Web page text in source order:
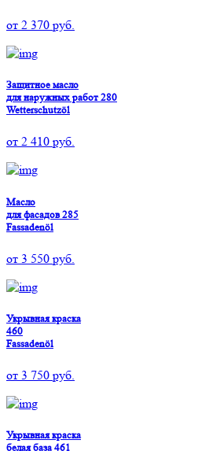
от 2 370 руб.
Защитное масло
для наружных работ 280
Wetterschutzöl
от 2 410 руб.
Масло
для фасадов 285
Fassadenöl
от 3 550 руб.
Укрывная краска
460
Fassadenöl
от 3 750 руб.
Укрывная краска
белая база 461